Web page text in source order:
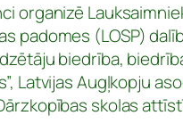
organizē
padomes (LOSP)
biedrība,
Latvijas Augļkopju
skolas